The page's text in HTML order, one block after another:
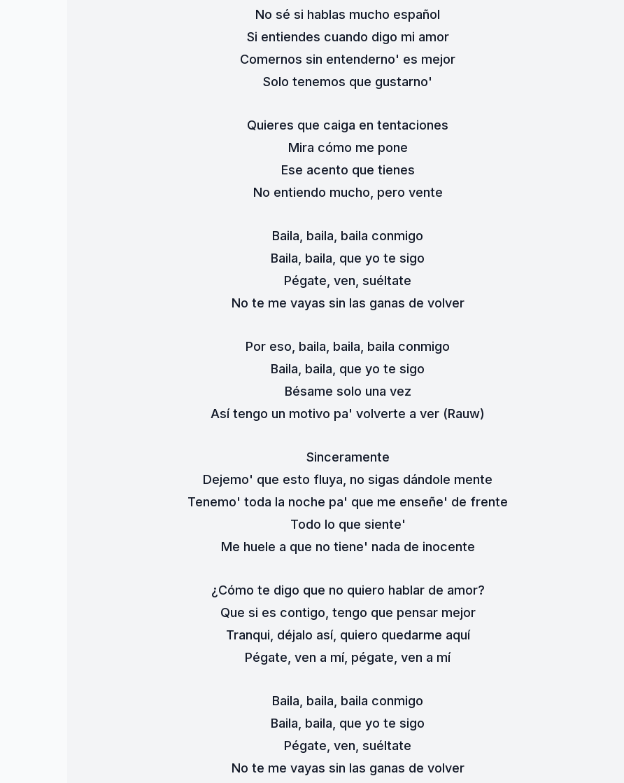
No sé si hablas mucho español
Si entiendes cuando digo mi amor
Comernos sin entenderno' es mejor
Solo tenemos que gustarno'
Quieres que caiga en tentaciones
Mira cómo me pone
Ese acento que tienes
No entiendo mucho, pero vente
Baila, baila, baila conmigo
Baila, baila, que yo te sigo
Pégate, ven, suéltate
No te me vayas sin las ganas de volver
Por eso, baila, baila, baila conmigo
Baila, baila, que yo tе sigo
Bésame solo una vez
Así tengo un motivo pa' volvеrte a ver (Rauw)
Sinceramente
Dejemo' que esto fluya, no sigas dándole mente
Tenemo' toda la noche pa' que me enseñe' de frente
Todo lo que siente'
Me huele a que no tiene' nada de inocente
¿Cómo te digo que no quiero hablar de amor?
Que si es contigo, tengo que pensar mejor
Tranqui, déjalo así, quiero quedarme aquí
Pégate, ven a mí, pégate, ven a mí
Baila, baila, baila conmigo
Baila, baila, que yo te sigo
Pégate, ven, suéltate
No te me vayas sin las ganas de volver